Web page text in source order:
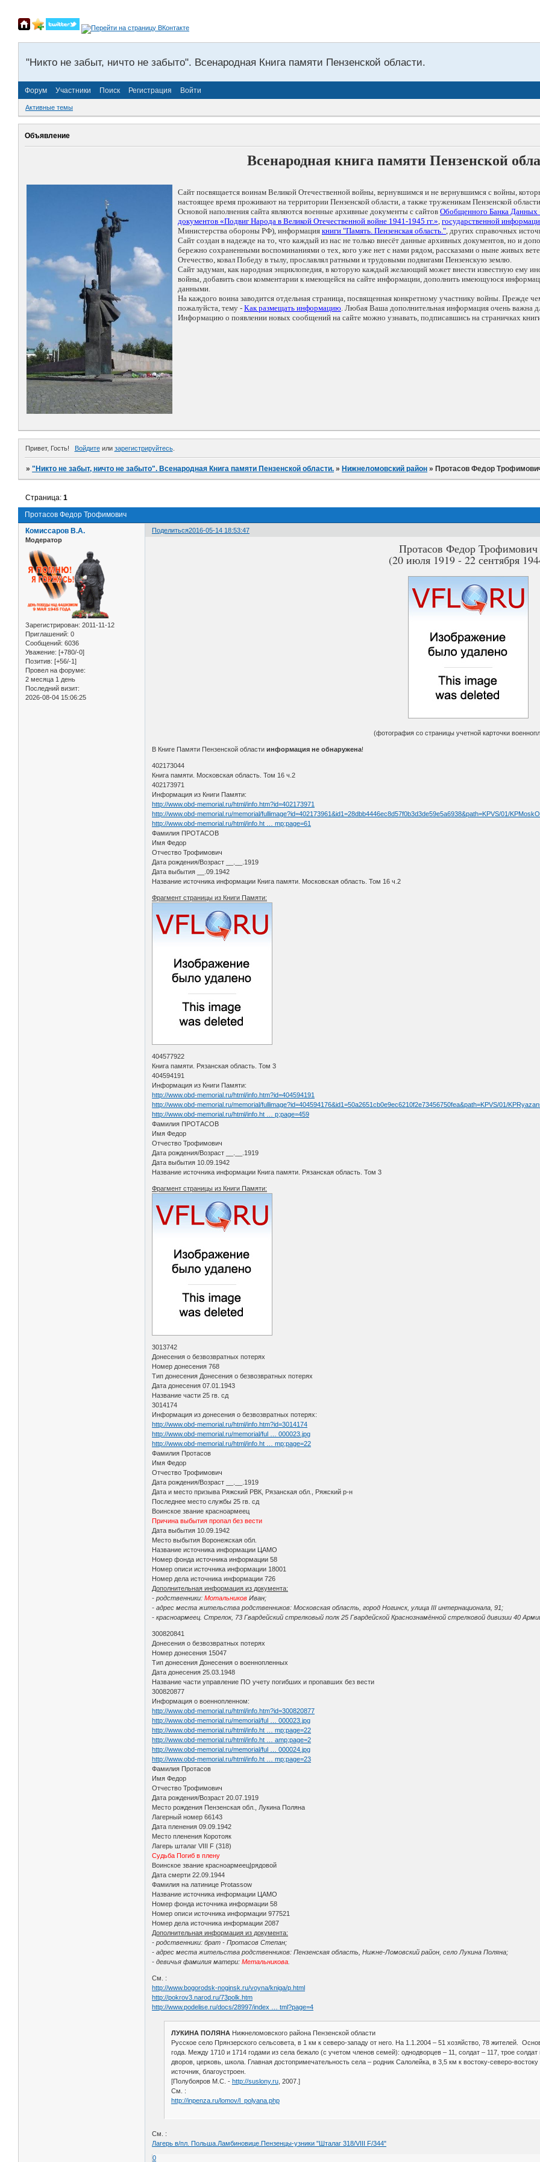
"Никто не забыт, ничто не забыто". Всенародная Книга памяти Пензенской области.
Форум Участники Поиск Регистрация Войти
Активные темы
Объявление
Всенародная книга памяти Пензенской
Сайт посвящается воинам Великой Отечественной войны, вернувшимся и не вернувшимся с войны,
настоящее время проживают на территории Пензенской области, а также труженикам Пензенской
Основой наполнения сайта являются военные архивные документы с сайтов Обобщенного Банка
документов «Подвиг Народа в Великой Отечественной войне 1941-1945 гг.», государственной
Министерства обороны РФ), информация книги "Память. Пензенская область.", других справочных
Сайт создан в надежде на то, что каждый из нас не только внесёт данные архивных документов, но и
бережно сохраненными воспоминаниями о тех, кого уже нет с нами рядом, рассказами о ныне живых
Отечество, ковал Победу в тылу, прославлял ратными и трудовыми подвигами Пензенскую землю.
Сайт задуман, как народная энциклопедия, в которую каждый желающий может внести известную ему
войны, добавить свои комментарии к имеющейся на сайте информации, дополнить имеющуюся
данными.
На каждого воина заводится отдельная страница, посвященная конкретному участнику войны. Прежде
пожалуйста, тему - Как размещать информацию. Любая Ваша дополнительная информация очень важна
Информацию о появлении новых сообщений на сайте можно узнавать, подписавшись на страничках
Привет, Гость! Войдитеили зарегистрируйтесь.
»"Никто не забыт, ничто не забыто". Всенародная Книга памяти Пензенской области. » Нижнеломовский район » Протасов Федор
Протасов Федор Трофимович
Страница:1
Поделиться2016-05-14 18:53:47
Комиссаров В.А.
Модератор
Зарегистрирован: 2011-11-12
Приглашений: 0
Сообщений: 6036
Уважение: [+780/-0]
Позитив: [+56/-1]
Провел на форуме:
2 месяца 1 день
Последний визит:
2026-08-04 15:06:25
Протасов Федор Трофимович
(20 июля 1919 - 22 сентября
(фотография со страницы учетной карточки
В Книге Памяти Пензенской областиинформация не обнаружена!
402173044
Книга памяти. Московская область. Том 16 ч.2
402173971
Информация из Книги Памяти:
http://www.obd-memorial.ru/html/info.htm?id=402173971
http://www.obd-memorial.ru/memorial/fullimage?id=402173961&id1=28dbb4446ec8d57f0b3d3de59e5a6938&path=KPVS/01/
http://www.obd-memorial.ru/html/info.ht … mp;page=61
Фамилия ПРОТАСОВ
Имя Федор
Отчество Трофимович
Дата рождения/Возраст __.__.1919
Дата выбытия __.09.1942
Название источника информации Книга памяти. Московская область. Том 16 ч.2
Фрагмент страницы из Книги Памяти:
404577922
Книга памяти. Рязанская область. Том 3
404594191
Информация из Книги Памяти:
http://www.obd-memorial.ru/html/info.htm?id=404594191
http://www.obd-memorial.ru/memorial/fullimage?id=404594176&id1=50a2651cb0e9ec6210f2e73456750fea&path=KPVS/01/
http://www.obd-memorial.ru/html/info.ht … p;page=459
Фамилия ПРОТАСОВ
Имя Федор
Отчество Трофимович
Дата рождения/Возраст __.__.1919
Дата выбытия 10.09.1942
Название источника информации Книга памяти. Рязанская область. Том 3
Фрагмент страницы из Книги Памяти:
3013742
Донесения о безвозвратных потерях
Номер донесения 768
Тип донесения Донесения о безвозвратных потерях
Дата донесения 07.01.1943
Название части 25 гв. сд
3014174
Информация из донесения о безвозвратных потерях:
http://www.obd-memorial.ru/html/info.htm?id=3014174
http://www.obd-memorial.ru/memorial/ful … 000023.jpg
http://www.obd-memorial.ru/html/info.ht … mp;page=22
Фамилия Протасов
Имя Федор
Отчество Трофимович
Дата рождения/Возраст __.__.1919
Дата и место призыва Ряжский РВК, Рязанская обл., Ряжский р-н
Последнее место службы 25 гв. сд
Воинское звание красноармеец
Причина выбытия пропал без вести
Дата выбытия 10.09.1942
Место выбытия Воронежская обл.
Название источника информации ЦАМО
Номер фонда источника информации 58
Номер описи источника информации 18001
Номер дела источника информации 726
Дополнительная информация из документа:
- родственники:Мотальников Иван;
- адрес места жительства родственников: Московская область, город Ногинск, улица III интернационала, 91;
- красноармеец. Стрелок, 73 Гвардейский стрелковый полк 25 Гвардейской Краснознамённой стрелковой дивизии 40
300820841
Донесения о безвозвратных потерях
Номер донесения 15047
Тип донесения Донесения о военнопленных
Дата донесения 25.03.1948
Название части управление ПО учету погибших и пропавших без вести
300820877
Информация о военнопленном:
http://www.obd-memorial.ru/html/info.htm?id=300820877
http://www.obd-memorial.ru/memorial/ful … 000023.jpg
http://www.obd-memorial.ru/html/info.ht … mp;page=22
http://www.obd-memorial.ru/html/info.ht … amp;page=2
http://www.obd-memorial.ru/memorial/ful … 000024.jpg
http://www.obd-memorial.ru/html/info.ht … mp;page=23
Фамилия Протасов
Имя Федор
Отчество Трофимович
Дата рождения/Возраст 20.07.1919
Место рождения Пензенская обл., Лукина Поляна
Лагерный номер 66143
Дата пленения 09.09.1942
Место пленения Коротояк
Лагерь шталаг VIII F (318)
Судьба Погиб в плену
Воинское звание красноармеец|рядовой
Дата смерти 22.09.1944
Фамилия на латинице Protassow
Название источника информации ЦАМО
Номер фонда источника информации 58
Номер описи источника информации 977521
Номер дела источника информации 2087
Дополнительная информация из документа:
- родственники: брат - Протасов Степан;
- адрес места жительства родственников: Пензенская область, Нижне-Ломовский район, село Лукина Поляна;
- девичья фамилия матери:Метальникова
См. :
http://www.bogorodsk-noginsk.ru/voyna/kniga/p.html
http://pokrov3.narod.ru/73polk.htm
http://www.podelise.ru/docs/28997/index … tml?page=4
ЛУКИНА ПОЛЯНАНижнеломовского района Пензенской области
Русское село Прянзерского сельсовета, в 1 км к северо-западу от него. На 1.1.2004 – 51 хозяйство, 78 жителей.
года. Между 1710 и 1714 годами из села бежало (с учетом членов семей): однодворцев – 11, солдат – 117, трое
дворов, церковь, школа. Главная достопримечательность села – родник Салолейка, в 3,5 км к востоку-северо-
источник, благоустроен.
[Полубояров М.С. - http://suslony.ru, 2007.]
См. :
http://inpenza.ru/lomov/l_polyana.php
См. :
Лагерь в/пл. Польша.Ламбиновице.Пензенцы-узники "Шталаг 318/VIII F/344"
0